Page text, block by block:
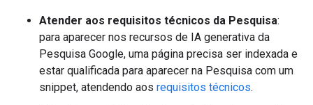
Atender aos requisitos técnicos da Pesquisa:
para aparecer nos recursos de IA generativa da
Pesquisa Google, uma página precisa ser indexada e
estar qualificada para aparecer na Pesquisa com um
snippet, atendendo aos requisitos técnicos.